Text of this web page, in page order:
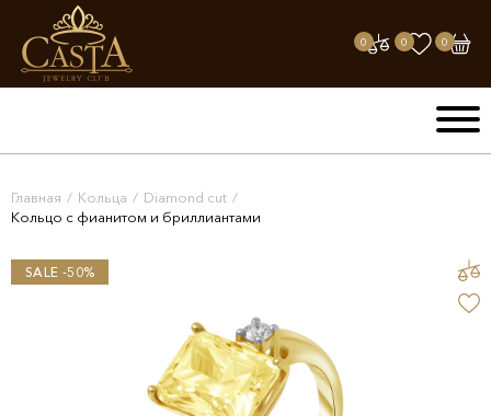
0 0 0
Главная / Кольца / Diamond cut /
Кольцо с фианитом и бриллиантами
SALE -50%